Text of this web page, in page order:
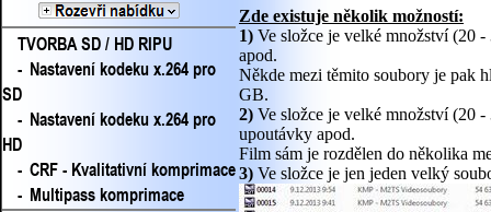
TVORBA SD / HD RIPU
- Nastavení kodeku x.264 pro
SD
- Nastavení kodeku x.264 pro
HD
- CRF - Kvalitativní komprimace
- Multipass komprimace
Zde existuje několik možností:
1) Ve složce je velké množství (20
apod.
Někde mezi těmito soubory je pak
GB.
2) Ve složce je velké množství (20
upoutávky apod.
Film sám je rozdělen do několika
3) Ve složce je jen jeden velký